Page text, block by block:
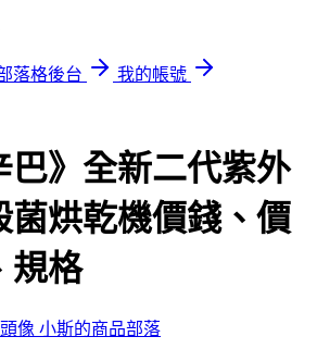
落格後台
我的帳號
巴》全新二代紫外
菌烘乾機價錢、價
規格
小斯的商品部落